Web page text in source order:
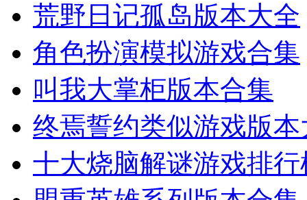
荒野日记孤岛版本大全
角色扮演模拟游戏合集
叫我大掌柜版本合集
终焉誓约类似游戏版本
十大烧脑解谜游戏排行